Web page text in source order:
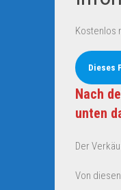
Kostenlos
Dieses
Nach
unten
Der
Von